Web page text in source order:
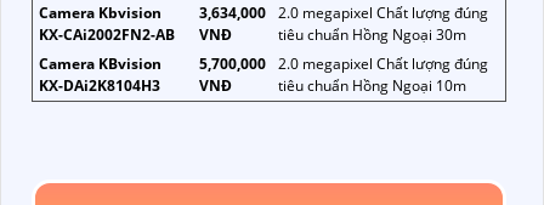
Camera Kbvision
KX-CAi2002FN2-AB
3,634,000
VNĐ
2.0 megapixel Chất lượng đúng
tiêu chuẩn Hồng Ngoại 30m
Camera KBvision
KX-DAi2K8104H3
5,700,000
VNĐ
2.0 megapixel Chất lượng đúng
tiêu chuẩn Hồng Ngoại 10m